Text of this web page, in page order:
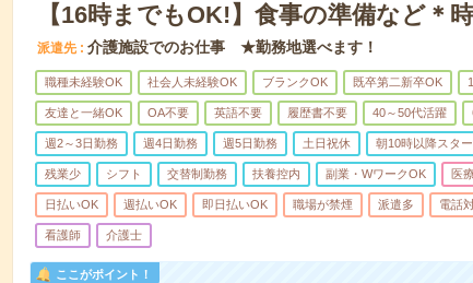
【16時までもOK!】食事の準備など＊
派遣先 介護施設でのお仕事 ★勤務地選べます！
職種未経験OK 社会人未経験OK ブランクOK 既卒第二新卒OK
友達と一緒OK OA不要 英語不要 履歴書不要 40～50代活躍
週2～3日勤務 週4日勤務 週5日勤務 土日祝休 朝10時以降スター
残業少 シフト 交替制勤務 扶養控内 副業・WワークOK 医
日払いOK 週払いOK 即日払いOK 職場が禁煙 派遣多 電話
看護師 介護士
ここがポイント！